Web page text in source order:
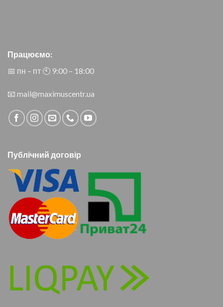
Працюємо:
📅 пн – пт 🕙︎ 9:00 – 18:00
📧 mail@maximuscentr.ua
Публічний договір